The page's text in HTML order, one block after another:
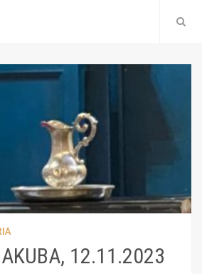
12.11.2023